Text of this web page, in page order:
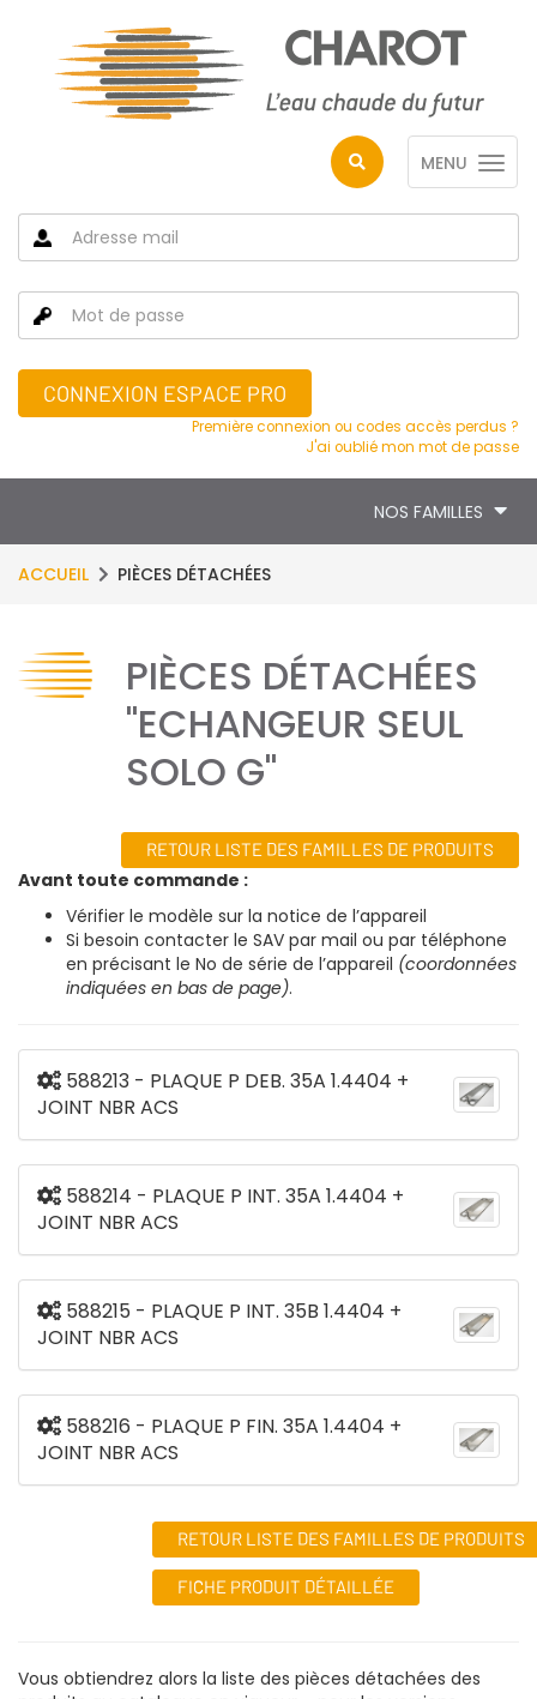
MENU
CONNEXION ESPACE PRO
Première connexion ou codes accès perdus ?
J'ai oublié mon mot de passe
NOS FAMILLES
ACCUEIL PIÈCES DÉTACHÉES
PIÈCES DÉTACHÉES
"ECHANGEUR SEUL
SOLO G"
RETOUR LISTE DES FAMILLES DE PRODUITS
Avant toute commande :
Vérifier le modèle sur la notice de l’appareil
Si besoin contacter le SAV par mail ou par téléphone
en précisant le No de série de l’appareil (coordonnées
indiquées en bas de page).
588213 - PLAQUE P DEB. 35A 1.4404 +
JOINT NBR ACS
588214 - PLAQUE P INT. 35A 1.4404 +
JOINT NBR ACS
588215 - PLAQUE P INT. 35B 1.4404 +
JOINT NBR ACS
588216 - PLAQUE P FIN. 35A 1.4404 +
JOINT NBR ACS
RETOUR LISTE DES FAMILLES DE PRODUITS
FICHE PRODUIT DÉTAILLÉE
Vous obtiendrez alors la liste des pièces détachées des